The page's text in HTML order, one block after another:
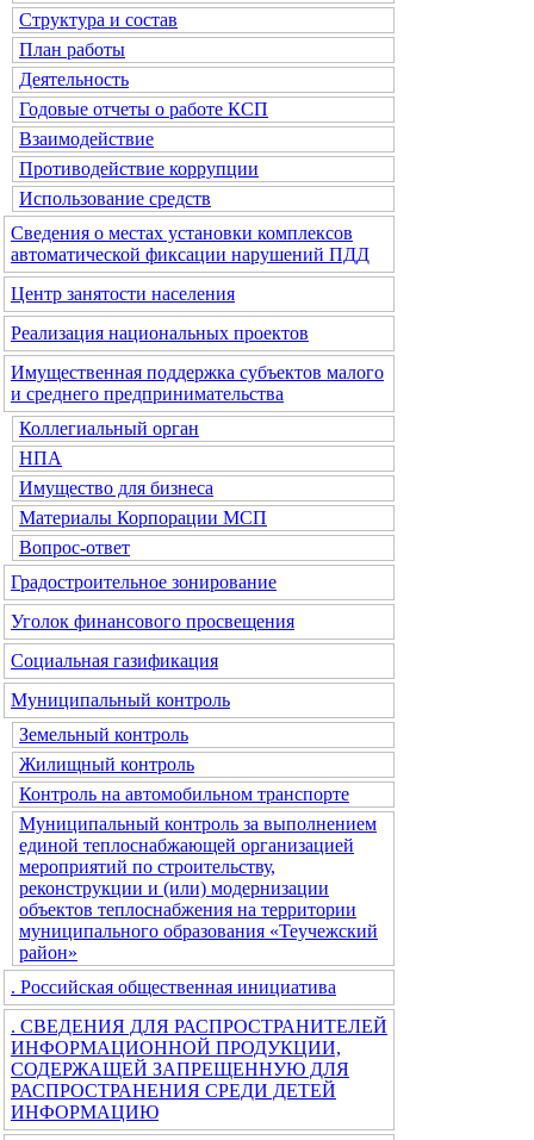
Структура и состав
План работы
Деятельность
Годовые отчеты о работе КСП
Взаимодействие
Противодействие коррупции
Использование средств
Сведения о местах установки комплексов
автоматической фиксации нарушений ПДД
Центр занятости населения
Реализация национальных проектов
Имущественная поддержка субъектов малого
и среднего предпринимательства
Коллегиальный орган
НПА
Имущество для бизнеса
Материалы Корпорации МСП
Вопрос-ответ
Градостроительное зонирование
Уголок финансового просвещения
Социальная газификация
Муниципальный контроль
Земельный контроль
Жилищный контроль
Контроль на автомобильном транспорте
Муниципальный контроль за выполнением
единой теплоснабжающей организацией
мероприятий по строительству,
реконструкции и (или) модернизации
объектов теплоснабжения на территории
муниципального образования «Теучежский
район»
. Российская общественная инициатива
. СВЕДЕНИЯ ДЛЯ РАСПРОСТРАНИТЕЛЕЙ
ИНФОРМАЦИОННОЙ ПРОДУКЦИИ,
СОДЕРЖАЩЕЙ ЗАПРЕЩЕННУЮ ДЛЯ
РАСПРОСТРАНЕНИЯ СРЕДИ ДЕТЕЙ
ИНФОРМАЦИЮ